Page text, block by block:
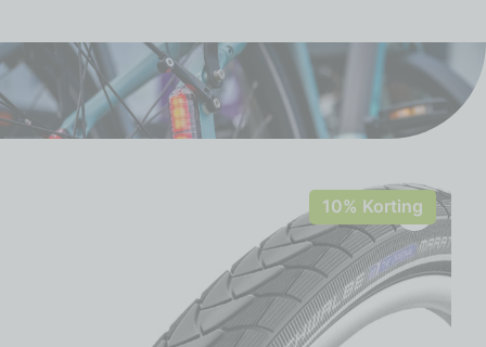
10% Korting